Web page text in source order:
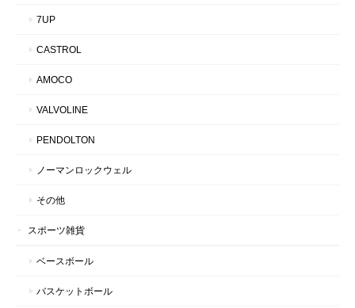
7UP
CASTROL
AMOCO
VALVOLINE
PENDOLTON
ノーマンロックウェル
その他
スポーツ雑貨
ベースボール
バスケットボール